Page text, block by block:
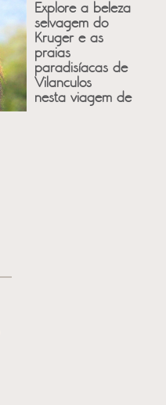
Explore a beleza
selvagem do
Kruger e as
praias
paradisíacas de
Vilanculos
nesta viagem de